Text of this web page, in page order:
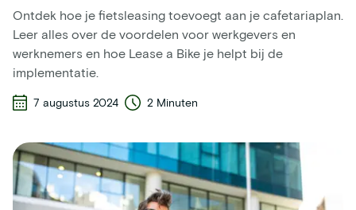
Ontdek hoe je fietsleasing toevoegt aan je cafetariaplan.
Leer alles over de voordelen voor werkgevers en
werknemers en hoe Lease a Bike je helpt bij de
implementatie.
7 augustus 2024 2 Minuten